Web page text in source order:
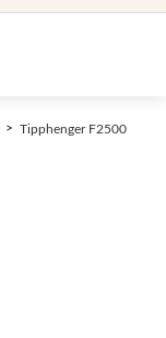
Tipphenger F2500